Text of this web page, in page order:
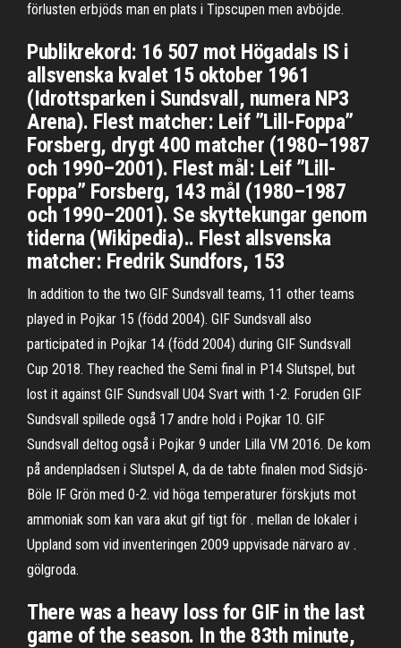
förlusten erbjöds man en plats i Tipscupen men avböjde.
Publikrekord: 16 507 mot Högadals IS i
allsvenska kvalet 15 oktober 1961
(Idrottsparken i Sundsvall, numera NP3
Arena). Flest matcher: Leif ”Lill-Foppa”
Forsberg, drygt 400 matcher (1980–1987
och 1990–2001). Flest mål: Leif ”Lill-
Foppa” Forsberg, 143 mål (1980–1987
och 1990–2001). Se skyttekungar genom
tiderna (Wikipedia).. Flest allsvenska
matcher: Fredrik Sundfors, 153
In addition to the two GIF Sundsvall teams, 11 other teams
played in Pojkar 15 (född 2004). GIF Sundsvall also
participated in Pojkar 14 (född 2004) during GIF Sundsvall
Cup 2018. They reached the Semi final in P14 Slutspel, but
lost it against GIF Sundsvall U04 Svart with 1-2. Foruden GIF
Sundsvall spillede også 17 andre hold i Pojkar 10. GIF
Sundsvall deltog også i Pojkar 9 under Lilla VM 2016. De kom
på andenpladsen i Slutspel A, da de tabte finalen mod Sidsjö-
Böle IF Grön med 0-2. vid höga temperaturer förskjuts mot
ammoniak som kan vara akut gif tigt för . mellan de lokaler i
Uppland som vid inventeringen 2009 uppvisade närvaro av .
gölgroda.
There was a heavy loss for GIF in the last
game of the season. In the 83th minute,